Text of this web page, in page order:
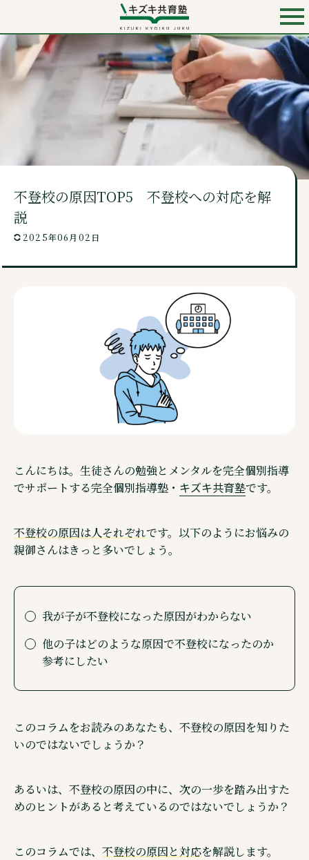
お電話での入会・見学・料金のお問い合わせは
0120-501-858 （無料）
キズキ共育塾 TOP
キズキとは？
料金・コース
ご相談・見学予約・資料
通信制高校サポート校・キズキ高等学院
オンラインコミュニティ・親コミュ
SNS 公式アカウントのご紹介
不登校の原因TOP5 不登校への対応を解
説
2025年06月02日
こんにちは。生徒さんの勉強とメンタルを完全個別指導
でサポートする完全個別指導塾・ キズキ共育塾です。
不登校の原因は人それぞれです。以下のようにお悩みの
親御さんはきっと多いでしょう。
我が子が不登校になった原因がわからない
他の子はどのような原因で不登校になったのか
参考にしたい
このコラムをお読みのあなたも、不登校の原因を知りた
いのではないでしょうか？
あるいは、不登校の原因の中に、次の一歩を踏み出すた
めのヒントがあると考えているのではないでしょうか？
このコラムでは、 不登校の原因と対応を解説します。